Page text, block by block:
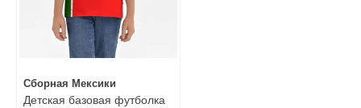
Сборная Мексики
Детская базовая футболка